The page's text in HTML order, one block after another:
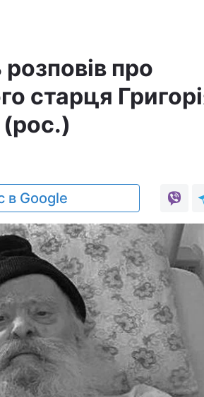
про
старця
(рос.)
в Google